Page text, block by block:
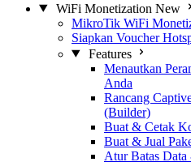
WiFi Monetization New
MikroTik WiFi
Siapkan Voucher
Features
Menautkan
Anda
Rancang
(Builder)
Buat & Cetak
Buat & Jual
Atur Batas